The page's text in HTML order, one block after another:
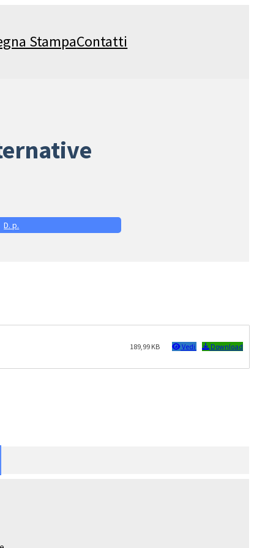
StampaContatti
D. p.
189,99 KB Vedi Download